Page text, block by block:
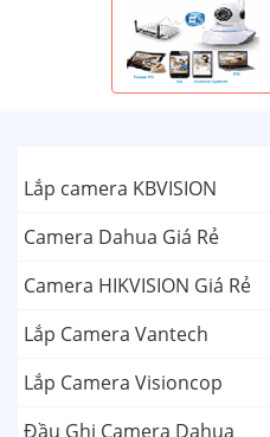
Lắp camera KBVISION
Camera Dahua Giá Rẻ
Camera HIKVISION Giá Rẻ
Lắp Camera Vantech
Lắp Camera Visioncop
Đầu Ghi Camera Dahua